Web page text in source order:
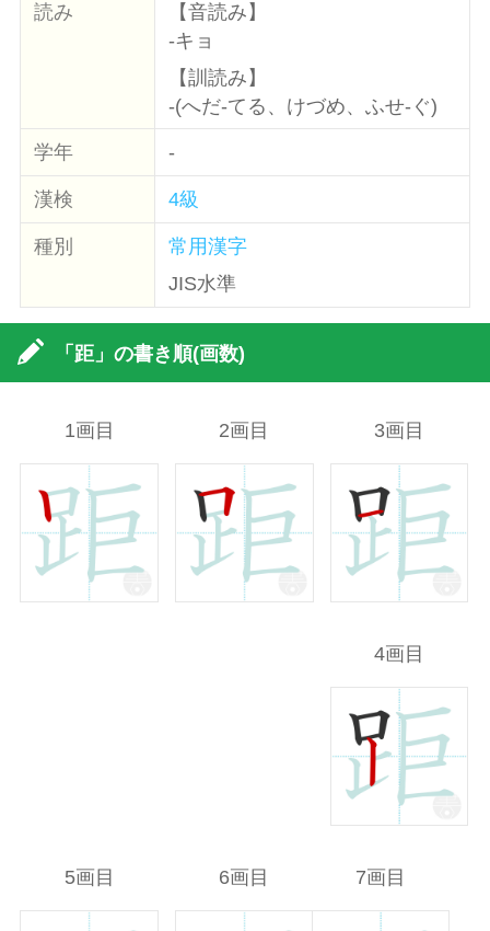
読み
【音読み】
-キョ
【訓読み】
-(へだ-てる、けづめ、ふせ-ぐ)
学年 -
漢検 4級
種別
常用漢字
JIS水準
「距」の書き順(画数)
1画目 2画目 3画目
4画目
5画目 6画目 7画目